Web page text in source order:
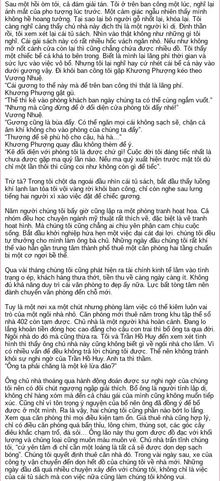
Sau một hồi òm tỏi, cả đám giải tán. Tôi ở trên ban công một lúc, nghĩ lại
ánh mắt của pho tượng lúc trước. Một cảm giác ngẫu nhiên thấy mình
không hề hoang tưởng. Tại sao lại bỏ người gỗ nhốt lại, khóa lại. Tôi
càng nghĩ càng thấy chủ nhà này địch thị là một người kì dị. Định thần
rồi, tôi xem xét lại cái tủ sách. Nhìn vào thật không như những gì tôi
nghĩ. Cái gái sách này có rất nhiều hốc vách ngăn nhỏ. Nếu như không
mở nốt cánh cửa còn lại thì cũng chẳng chứa được nhiều đồ. Tôi thấy
một chiếc bể cá khá to bên trong. Biết là mình lại lãng phí thời gian và
sức lực vào việc vô bổ. Nhưng tôi lại nghĩ hay cứ nhét cái bể cá này vào
dưới gương vậy. Đi khỏi ban công tôi gặp Khương Phượng kéo theo
Vương Nhuệ.
“Cái gương to thế này mà để trên ban công thì thật là lãng phí.
Khương Phượng gật gù.
“Thế thì kê vào phòng khách ban ngày chúng ta có thể cùng ngắm vuốt.”
“Nhưng mà cũng đừng để ở đối diện cửa phòng tôi đấy nhé!”
Vương Nhuệ.
“Gương cũng là bùa đấy. Có thể ngăn mọi cái không sạch sẽ, chặn cả
âm khí không cho vào phòng của chúng ta đấy”.
“Thượng đế sẽ phù hộ cho cậu, hà hà…”
Khương Phượng quay đầu không thèm để ý.
“Kê đối diện với phòng tôi là được chứ gì! Cuộc đời tôi đáng tiếc nhất là
chưa được gặp ma quỷ lần nào. Nếu ma quỷ xuất hiện trước mặt tôi dù
chỉ một lần thôi thì cũng coi như không còn gì để tiếc”.
Trừ tà? Trong tôi chột dạ ngoái đầu nhìn cái tủ sách, bắt đầu thấy luồng
khí lạnh lan tỏa tôi vội vàng rời khỏi ban công, chỉ còn nghe sau lưng
tiếng hai người xì xào việc đặt để chiếc gương.
Năm người chúng tôi bấy giờ cũng lập ra một phòng tranh hoạt họa. Cả
nhóm đều học chuyện ngành mỹ thuật rất thích vẽ, đặc biệt là vẽ tranh
hoạt hình. Mà chúng tôi cũng chẳng ai chịu yên phận cam chịu cuộc
sống. Bắt đầu khởi nghiệp hứa hẹn một việc đại cát đại lợi. chúng tôi đều
tự thưởng cho mình làm ông bà chủ. Những ngày đầu chúng tôi rất khí
thế vào hẳn gần trung tâm thành phố thuê một căn phòng hai tầng chuẩn
bị một cơ ngơi bề thế.
Qua vài tháng chúng tôi cũng phát hiện ra tài chính kinh tế lâm vào tình
trạng o ép, khách hàng thưa thớt, tiền thu về càng ngày càng ít. Không
đủ khả năng duy trì cái văn phòng to đẹp ấy nữa. Lực bất tòng tâm nên
đành chuyển văn phòng đến chỗ mới.
Tuy là một nơi xa một chút nhưng phòng làm việc có thể kiêm luôn vai
trò của một ngôi nhà nhỏ. Căn phòng mới thuê năm trong khu tập thể số
nhà 402 còn tạm được. Chủ nhà là một người khá hoàn cảnh. Đang lo
lắng khoản tiền đóng học cao đẳng cho cậu con trai thì bố ông ta qua đời.
Ngôi nhà do đó mà cũng thừa ra. Tôi và Trần Hồ Huy đến xem xét tình
hình thì thấy ông chủ nhà này cũng không biết gì về ngôi nhà cho lắm. Vì
có nhiều vấn để đều không trả lời chúng tôi được. Thế nên không tránh
khỏi sự nghi ngờ của Trần Hồ Huy. Anh ta thì thầm.
“Ông ta phải chăng là một kẻ lừa đảo?”
Ông chủ nhà thoáng qua hành động đoán được sự nghi ngờ của chúng
tôi nên có đôi chút ngượng ngập giải thích. Bố ông là người tính lập dị,
không chỉ hàng xóm mà đến cả cháu gái của mình cũng không muốn tiếp
xúc. Cũng chỉ vì tôn trọng ý nguyện của bố nên ông đã đồng ý để bố
được ở một mình. Ra là vậy, hai chúng tôi cũng phần nào bớt lo lắng.
Xem qua căn phòng thì mọi điều kiện tạm ổn. Giá thuê nhà cũng hợp lý,
chỉ có điều căn phòng quá bẩn thỉu, lông chim, thùng sọt, các góc cây
điêu khắc chạm trổ, đá sỏi… Ông lão này thu gom được đồ đạc với khối
lượng và chủng loại cũng muôn màu muôn vẻ. Chủ nhà trấn tĩnh chúng
tôi, “cứ yên tâm đi chỉ cần một loáng là tất cả sẽ được dọn dẹp sạch
bóng”. Chúng tôi quyết định thuê căn nhà đó. Trong vài ngày sau, xe của
công ty vận chuyển đến dọn hết đồ của chúng tôi về nhà mới. Những
ngày đầu đã quá nhiều chuyện xảy đến với chúng tôi, không chỉ là việc
của cái tủ sách mà con việc nữa cũng làm chúng tôi không vui.